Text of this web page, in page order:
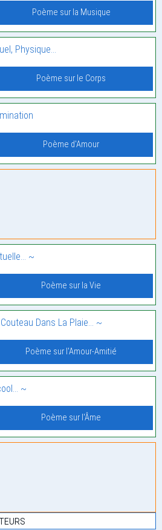
Poème sur la Musique
Physique…
Poème sur le Corps
Poème d'Amour
~
Poème sur la Vie
Dans La Plaie… ~
Poème sur l'Amour-Amitié
~
Poème sur l'Âme